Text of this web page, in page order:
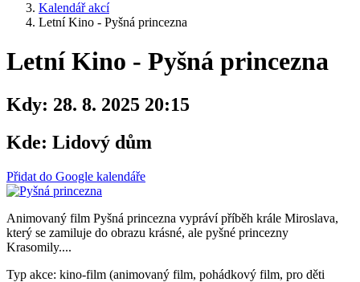
Kalendář akcí
Letní Kino - Pyšná princezna
Letní Kino - Pyšná princezna
Kdy: 28. 8. 2025 20:15
Kde: Lidový dům
Přidat do Google kalendáře
Animovaný film Pyšná princezna vypráví příběh krále Miroslava,
který se zamiluje do obrazu krásné, ale pyšné princezny
Krasomily....
Typ akce: kino-film (animovaný film, pohádkový film, pro děti